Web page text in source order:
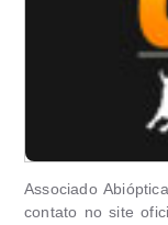
Associado
contato no site